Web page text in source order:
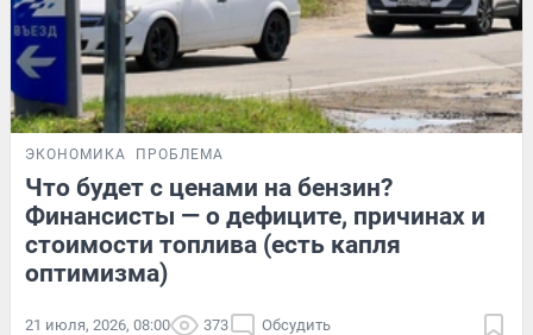
ЭКОНОМИКА ПРОБЛЕМА
Что будет с ценами на бензин?
Финансисты — о дефиците, причинах и
стоимости топлива (есть капля
оптимизма)
21 июля, 2026, 08:00 373 Обсудить